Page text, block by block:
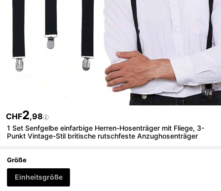
1/4
CHF2,98
1 Set Senfgelbe einfarbige Herren-Hosenträger mit Fliege, 3-
Punkt Vintage-Stil britische rutschfeste Anzughosenträger
Größe
Einheitsgröße